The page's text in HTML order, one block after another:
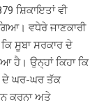
ਸ਼ਿਕਾਇਤਾਂ ਵੀ
ਵਧੇਰੇ ਜਾਣਕਾਰੀ
ਸੂਬਾ ਸਰਕਾਰ ਦੇ
ਹੈ। ਉਨ੍ਹਾਂ ਕਿਹਾ ਕਿ
ਦੇ ਘਰ-ਘਰ ਤੱਕ
ਕਰਨਾ ਅਤੇ